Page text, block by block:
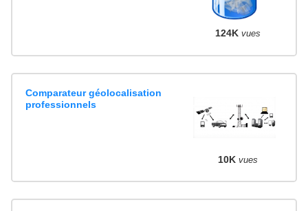
124K vues
Comparateur géolocalisation
professionnels
10K vues